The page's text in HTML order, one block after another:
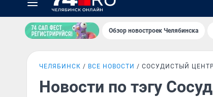
Обзор новостроек Челябинска
ЧЕЛЯБИНСК ВСЕ НОВОСТИ СОСУДИСТЫЙ ЦЕНТР
Новости по тэгу